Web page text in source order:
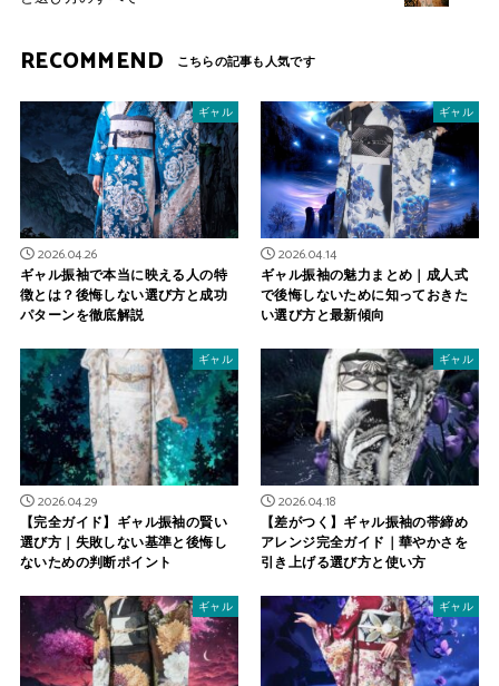
RECOMMEND
ギャル
2026.04.26
ギャル振袖で本当に映える人の特
徴とは？後悔しない選び方と成功
パターンを徹底解説
ギャル
2026.04.14
ギャル振袖の魅力まとめ｜成人式
で後悔しないために知っておきた
い選び方と最新傾向
ギャル
2026.04.29
【完全ガイド】ギャル振袖の賢い
選び方｜失敗しない基準と後悔し
ないための判断ポイント
ギャル
2026.04.18
【差がつく】ギャル振袖の帯締め
アレンジ完全ガイド｜華やかさを
引き上げる選び方と使い方
ギャル ギャル